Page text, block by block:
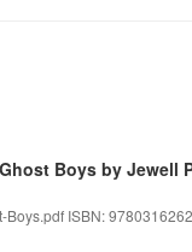
Boys by Jewell
ISBN: